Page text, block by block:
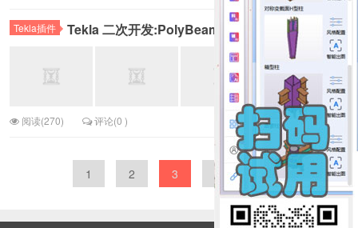
Tekla插件 Tekla 二次开发:PolyBeam API 完全解析
阅读(270) 评论(0 )
1 2 3 5